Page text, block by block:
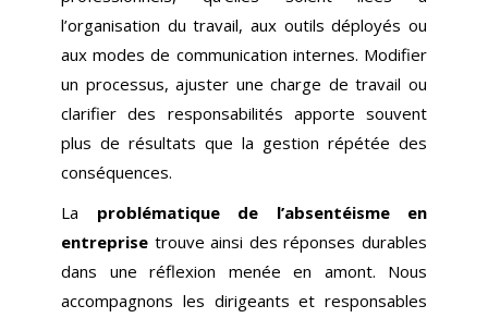
l’organisation du travail, aux outils déployés ou
aux modes de communication internes. Modifier
un processus, ajuster une charge de travail ou
clarifier des responsabilités apporte souvent
plus de résultats que la gestion répétée des
conséquences.
La problématique de l’absentéisme en
entreprise trouve ainsi des réponses durables
dans une réflexion menée en amont. Nous
accompagnons les dirigeants et responsables